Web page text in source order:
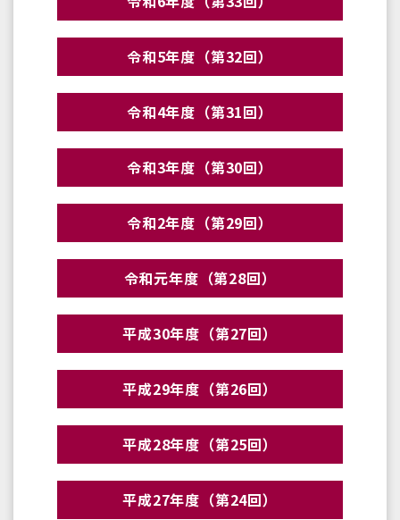
令和5年度（第32回）
令和4年度（第31回）
令和3年度（第30回）
令和2年度（第29回）
令和元年度（第28回）
平成30年度（第27回）
平成29年度（第26回）
平成28年度（第25回）
平成27年度（第24回）